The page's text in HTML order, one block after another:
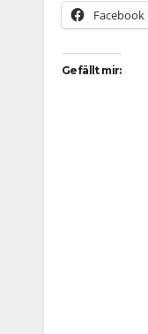
Facebook
Gefällt mir: